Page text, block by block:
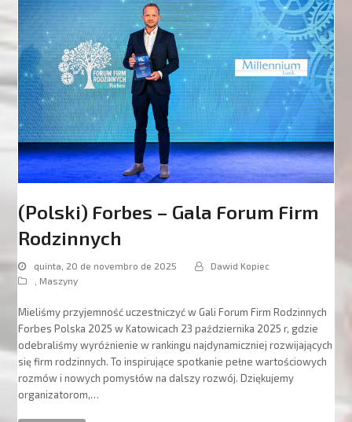
(Polski) Forbes – Gala Forum Firm
Rodzinnych
quinta, 20 de novembro de 2025
Dawid Kopiec
Maszyny
Mieliśmy przyjemność uczestniczyć w Gali Forum Firm Rodzinnych
Forbes Polska 2025 w Katowicach 23 października 2025 r, gdzie
odebraliśmy wyróżnienie w rankingu najdynamiczniej rozwijających
się firm rodzinnych. To inspirujące spotkanie pełne wartościowych
rozmów i nowych pomysłów na dalszy rozwój. Dziękujemy
organizatorom,…